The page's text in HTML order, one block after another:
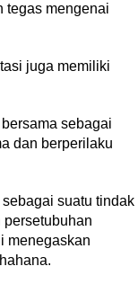
tegas mengenai
juga memiliki
sebagai
dan berperilaku
suatu tindak
menegaskan